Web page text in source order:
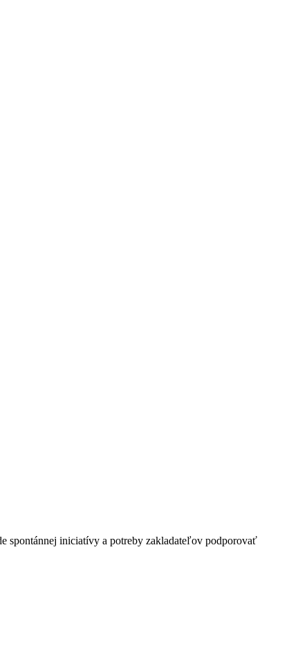
spontánnej iniciatívy a potreby zakladateľov podporovať